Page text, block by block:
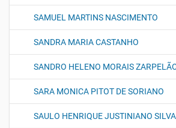
SAMUEL MARTINS NASCIMENTO
SANDRA MARIA CASTANHO
SANDRO HELENO MORAIS
SARA MONICA PITOT DE SORIANO
SAULO HENRIQUE JUSTINIANO SILVA